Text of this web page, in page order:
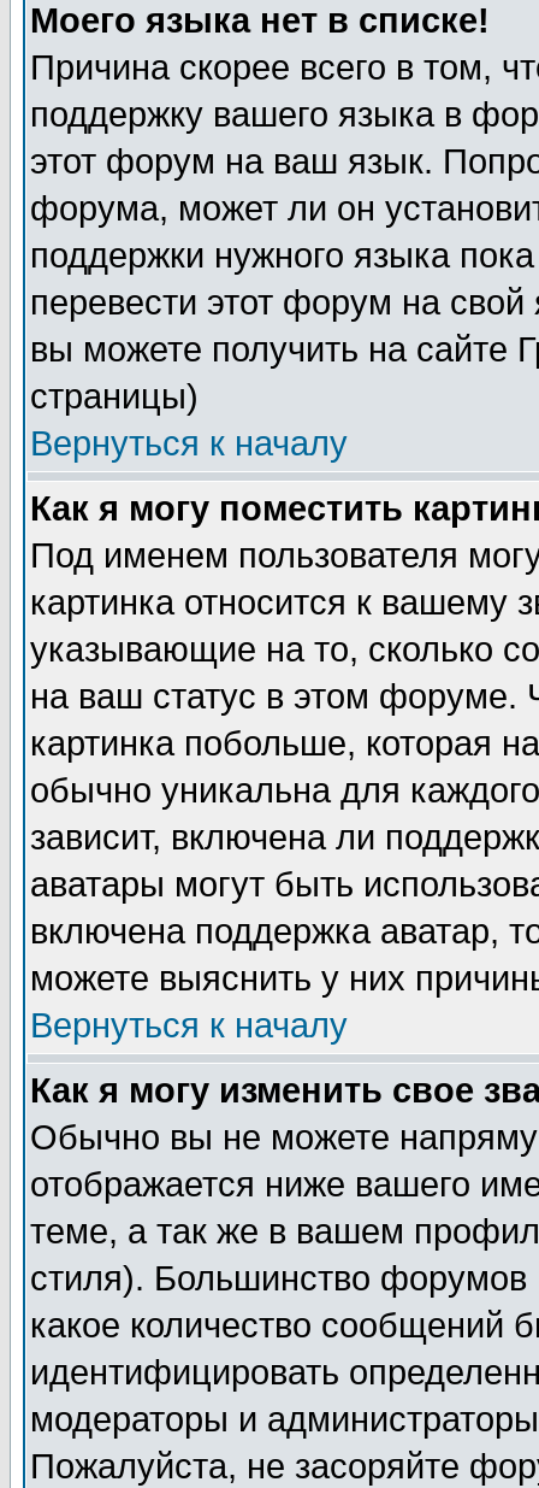
Моего языка нет в списке!
Причина скорее всего в том,
поддержку вашего языка в
этот форум на ваш язык.
форума, может ли он
поддержки нужного языка
перевести этот форум на
вы можете получить на сайте
страницы)
Вернуться к началу
Как я могу поместить
Под именем пользователя
картинка относится к вашему
указывающие на то, сколько
на ваш статус в этом форуме.
картинка побольше, которая
обычно уникальна для
зависит, включена ли
аватары могут быть
включена поддержка аватар,
можете выяснить у них
Вернуться к началу
Как я могу изменить свое
Обычно вы не можете
отображается ниже вашего
теме, а так же в вашем
стиля). Большинство форумов
какое количество сообщений
идентифицировать
модераторы и
Пожалуйста, не засоряйте